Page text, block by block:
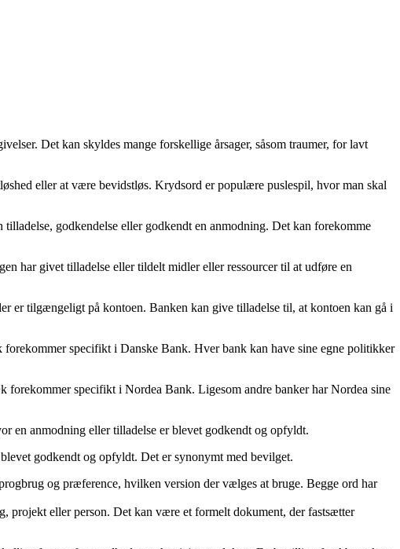
Det kan skyldes mange forskellige årsager, såsom traumer, for lavt
eller at være bevidstløs. Krydsord er populære puslespil, hvor man skal
godkendelse eller godkendt en anmodning. Det kan forekomme
har givet tilladelse eller tildelt midler eller ressourcer til at udføre en
er tilgængeligt på kontoen. Banken kan give tilladelse til, at kontoen kan gå i
specifikt i Danske Bank. Hver bank kan have sine egne politikker
specifikt i Nordea Bank. Ligesom andre banker har Nordea sine
en anmodning eller tilladelse er blevet godkendt og opfyldt.
godkendt og opfyldt. Det er synonymt med bevilget.
og præference, hvilken version der vælges at bruge. Begge ord har
projekt eller person. Det kan være et formelt dokument, der fastsætter